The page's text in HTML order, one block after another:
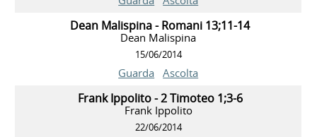
Dean Malispina - Romani 13;11-14
Dean Malispina
15/06/2014
Guarda Ascolta
Frank Ippolito - 2 Timoteo 1;3-6
Frank Ippolito
22/06/2014